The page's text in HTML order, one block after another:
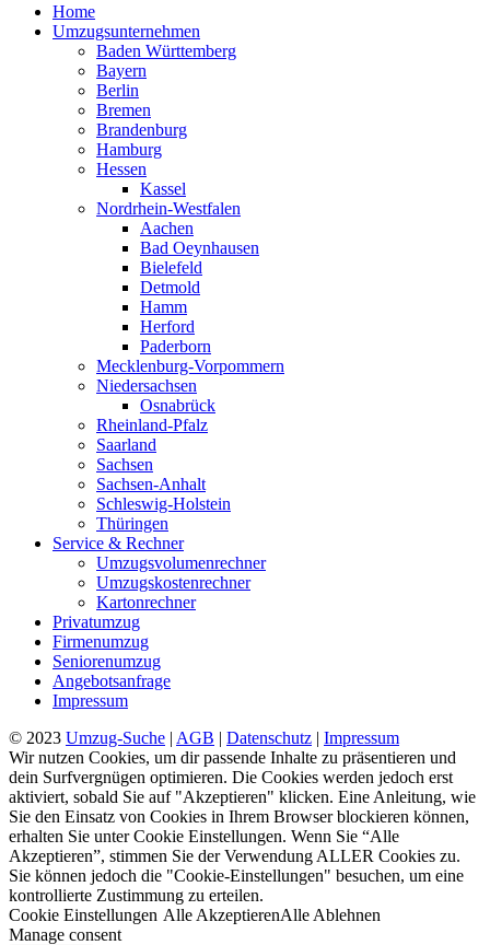
Home
Umzugsunternehmen
Baden Württemberg
Bayern
Berlin
Bremen
Brandenburg
Hamburg
Hessen
Kassel
Nordrhein-Westfalen
Aachen
Bad Oeynhausen
Bielefeld
Detmold
Hamm
Herford
Paderborn
Mecklenburg-Vorpommern
Niedersachsen
Osnabrück
Rheinland-Pfalz
Saarland
Sachsen
Sachsen-Anhalt
Schleswig-Holstein
Thüringen
Service & Rechner
Umzugsvolumenrechner
Umzugskostenrechner
Kartonrechner
Privatumzug
Firmenumzug
Seniorenumzug
Angebotsanfrage
Impressum
© 2023 Umzug-Suche | AGB | Datenschutz | Impressum
Wir nutzen Cookies, um dir passende Inhalte zu präsentieren und
dein Surfvergnügen optimieren. Die Cookies werden jedoch erst
aktiviert, sobald Sie auf "Akzeptieren" klicken. Eine Anleitung, wie
Sie den Einsatz von Cookies in Ihrem Browser blockieren können,
erhalten Sie unter Cookie Einstellungen. Wenn Sie “Alle
Akzeptieren”, stimmen Sie der Verwendung ALLER Cookies zu.
Sie können jedoch die "Cookie-Einstellungen" besuchen, um eine
kontrollierte Zustimmung zu erteilen.
Cookie Einstellungen Alle AkzeptierenAlle Ablehnen
Manage consent